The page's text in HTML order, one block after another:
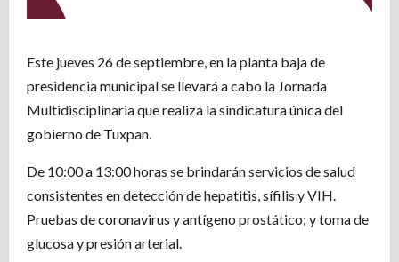
Este jueves 26 de septiembre, en la planta baja de
presidencia municipal se llevará a cabo la Jornada
Multidisciplinaria que realiza la sindicatura única del
gobierno de Tuxpan.
De 10:00 a 13:00 horas se brindarán servicios de salud
consistentes en detección de hepatitis, sífilis y VIH.
Pruebas de coronavirus y antígeno prostático; y toma de
glucosa y presión arterial.